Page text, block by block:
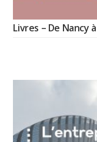
Livres – De Nancy